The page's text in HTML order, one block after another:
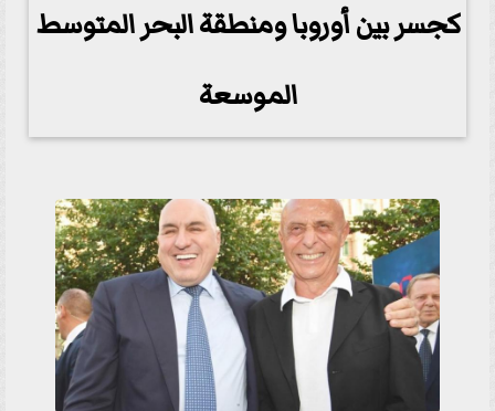
كجسر بين أوروبا ومنطقة البحر المتوسط
​​الموسعة